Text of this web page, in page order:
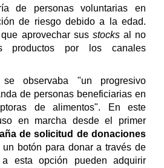
de personas voluntarias en
de riesgo debido a la edad.
aprovechar sus stocksal no
productos por los canales
observaba "un progresivo
de personas beneficiarias en
de alimentos". En este
en marcha desde el primer
de solicitud de donaciones
botón para donar a través de
a esta opción pueden adquirir